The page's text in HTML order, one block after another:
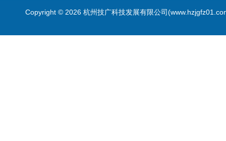
Copyright © 2026 杭州技广科技发展有限公司